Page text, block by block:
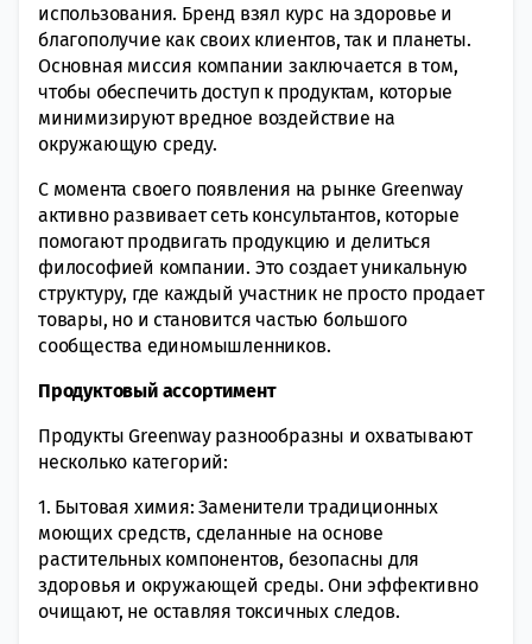
использования. Бренд взял курс на здоровье и
благополучие как своих клиентов, так и планеты.
Основная миссия компании заключается в том,
чтобы обеспечить доступ к продуктам, которые
минимизируют вредное воздействие на
окружающую среду.
С момента своего появления на рынке Greenway
активно развивает сеть консультантов, которые
помогают продвигать продукцию и делиться
философией компании. Это создает уникальную
структуру, где каждый участник не просто продает
товары, но и становится частью большого
сообщества единомышленников.
Продуктовый ассортимент
Продукты Greenway разнообразны и охватывают
несколько категорий:
1. Бытовая химия: Заменители традиционных
моющих средств, сделанные на основе
растительных компонентов, безопасны для
здоровья и окружающей среды. Они эффективно
очищают, не оставляя токсичных следов.